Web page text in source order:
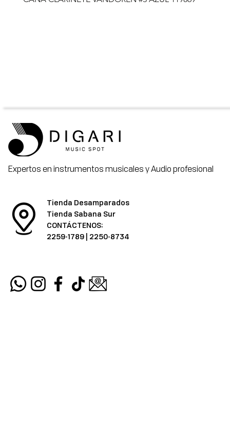
Expertos en instrumentos musicales y Audio profesional
Tienda Desamparados
Tienda Sabana Sur
CONTÁCTENOS:
2259-1789 | 2250-8734